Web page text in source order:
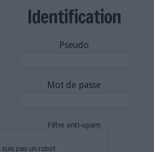
Identification
Pseudo
Mot de passe
Filtre anti-spam